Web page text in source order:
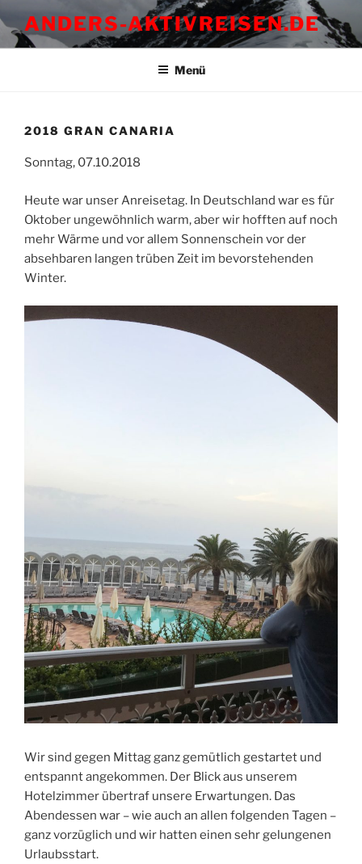
Inhalt
springen
ANDERS-AKTIVREISEN.DE
Menü
2018 GRAN CANARIA
Sonntag, 07.10.2018
Heute war unser Anreisetag. In Deutschland war es für
Oktober ungewöhnlich warm, aber wir hofften auf noch
mehr Wärme und vor allem Sonnenschein vor der
absehbaren langen trüben Zeit im bevorstehenden
Winter.
Wir sind gegen Mittag ganz gemütlich gestartet und
entspannt angekommen. Der Blick aus unserem
Hotelzimmer übertraf unsere Erwartungen. Das
Abendessen war – wie auch an allen folgenden Tagen –
ganz vorzüglich und wir hatten einen sehr gelungenen
Urlaubsstart.